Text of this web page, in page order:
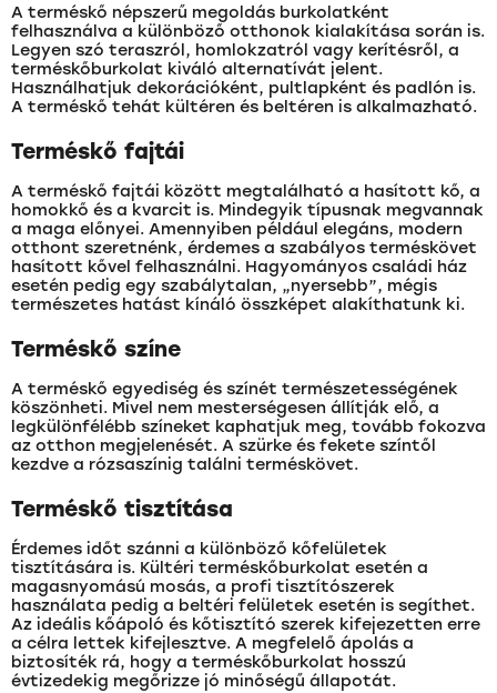
A terméskő népszerű megoldás burkolatként
felhasználva a különböző otthonok kialakítása során is.
Legyen szó teraszról, homlokzatról vagy kerítésről, a
terméskőburkolat kiváló alternatívát jelent.
Használhatjuk dekorációként, pultlapként és padlón is.
A terméskő tehát kültéren és beltéren is alkalmazható.
Terméskő fajtái
A terméskő fajtái között megtalálható a hasított kő, a
homokkő és a kvarcit is. Mindegyik típusnak megvannak
a maga előnyei. Amennyiben például elegáns, modern
otthont szeretnénk, érdemes a szabályos terméskövet
hasított kővel felhasználni. Hagyományos családi ház
esetén pedig egy szabálytalan, „nyersebb”, mégis
természetes hatást kínáló összképet alakíthatunk ki.
Terméskő színe
A terméskő egyediség és színét természetességének
köszönheti. Mivel nem mesterségesen állítják elő, a
legkülönfélébb színeket kaphatjuk meg, tovább fokozva
az otthon megjelenését. A szürke és fekete színtől
kezdve a rózsaszínig találni terméskövet.
Terméskő tisztítása
Érdemes időt szánni a különböző kőfelületek
tisztítására is. Kültéri terméskőburkolat esetén a
magasnyomású mosás, a profi tisztítószerek
használata pedig a beltéri felületek esetén is segíthet.
Az ideális kőápoló és kőtisztító szerek kifejezetten erre
a célra lettek kifejlesztve. A megfelelő ápolás a
biztosíték rá, hogy a terméskőburkolat hosszú
évtizedekig megőrizze jó minőségű állapotát.